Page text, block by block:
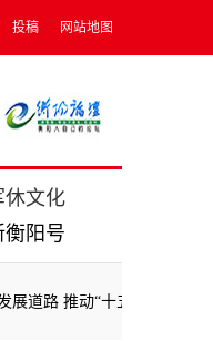
投稿 网站地图
休文化
衡阳号
路 推动“十五五”时期健康